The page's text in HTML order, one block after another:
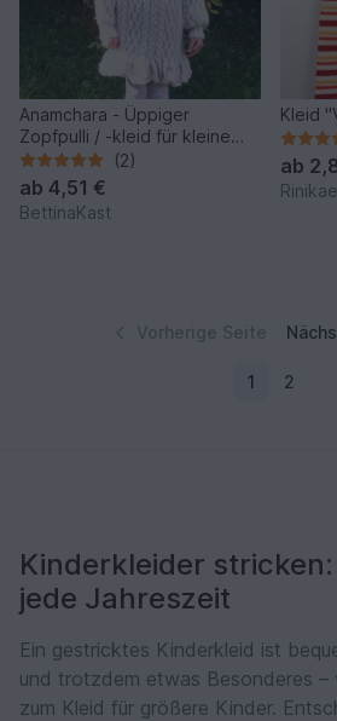
Anamchara - Üppiger
Zopfpulli / -kleid für kleine
Prinzessinnen Gr. 122 / 5
Jahre
(2)
ab 4,51 €
BettinaKast
Kleid
ab
Vorherige Seite
1 2
Kinderkleider
jede Jahreszeit
Ein gestricktes Kinderkleid ist
und trotzdem etwas Besonderes –
zum Kleid für größere Kinder.